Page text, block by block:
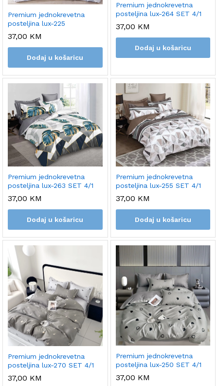
Premium jednokrevetna
posteljina lux-225
37,00 KM
Dodaj u košaricu
Premium jednokrevetna
posteljina lux-264 SET 4/1
37,00 KM
Dodaj u košaricu
Premium jednokrevetna
posteljina lux-263 SET 4/1
37,00 KM
Dodaj u košaricu
Premium jednokrevetna
posteljina lux-255 SET 4/1
37,00 KM
Dodaj u košaricu
Premium jednokrevetna
posteljina lux-270 SET 4/1
37,00 KM
Premium jednokrevetna
posteljina lux-250 SET 4/1
37,00 KM